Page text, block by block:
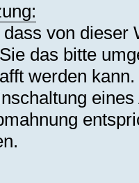
von
das bitte
werden